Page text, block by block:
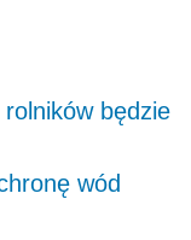
będzie
wód